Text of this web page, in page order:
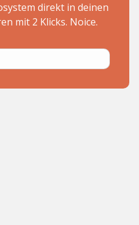
direkt in deinen
mit 2 Klicks. Noice.